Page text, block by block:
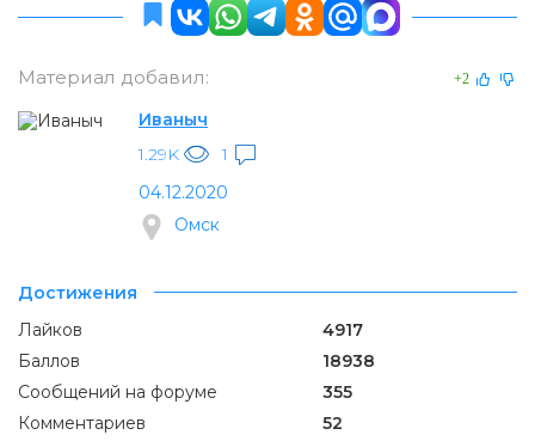
Материал добавил: +2
Иваныч
1.29K
1
04.12.2020
Омск
Достижения
Лайков
4917
Баллов
18938
Сообщений на форуме
355
Комментариев
52